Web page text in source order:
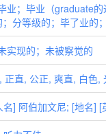
毕业（graduate的
分等级的；毕了业的
现的；未被察觉的
, 公正, 爽直, 白色,
阿伯加文尼; [地名] [